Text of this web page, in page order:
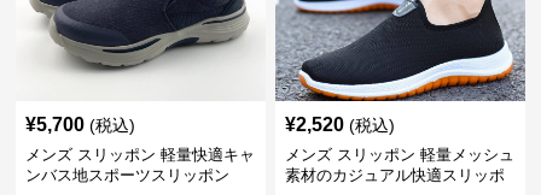
¥5,700 (税込)
メンズ スリッポン 軽量快適キャ
ンバス地スポーツスリッポン
¥2,520 (税込)
メンズ スリッポン 軽量メッシュ
素材のカジュアル快適スリッポ